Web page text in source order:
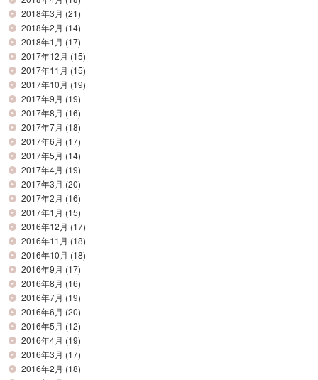
2018年3月 (21)
2018年2月 (14)
2018年1月 (17)
2017年12月 (15)
2017年11月 (15)
2017年10月 (19)
2017年9月 (19)
2017年8月 (16)
2017年7月 (18)
2017年6月 (17)
2017年5月 (14)
2017年4月 (19)
2017年3月 (20)
2017年2月 (16)
2017年1月 (15)
2016年12月 (17)
2016年11月 (18)
2016年10月 (18)
2016年9月 (17)
2016年8月 (16)
2016年7月 (19)
2016年6月 (20)
2016年5月 (12)
2016年4月 (19)
2016年3月 (17)
2016年2月 (18)